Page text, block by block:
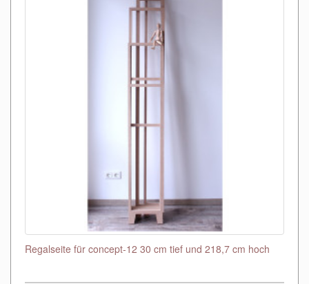
Regalseite für concept-12 30 cm tief und 218,7 cm hoch